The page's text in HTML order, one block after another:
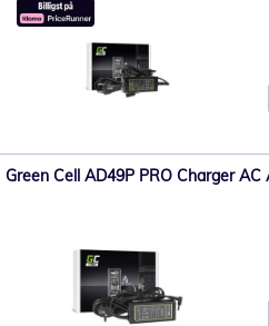
Green Cell AD49P PRO Charger